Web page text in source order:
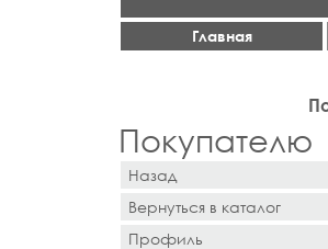
Главная
Покупателю
Назад
Вернуться в каталог
Профиль